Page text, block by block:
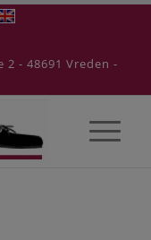
2 - 48691 Vreden -